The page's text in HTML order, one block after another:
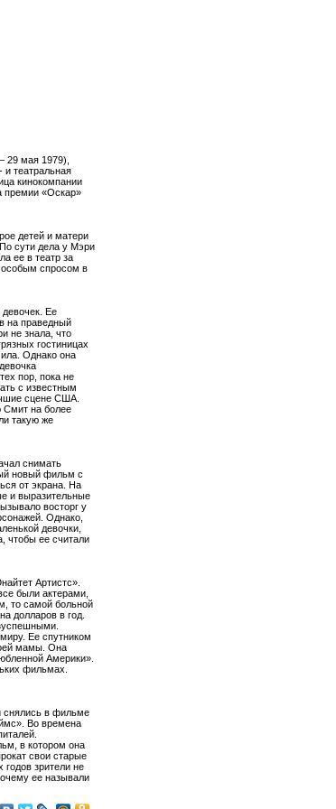
29 мая 1979),
театральная
кинокомпании
премии «Оскар»
детей и матери
сути дела у Мэри
ее в театр за
особым спросом в
девочек. Ее
на праведный
не знала, что
гостиницах
Однако она
пор, пока не
с известным
сцене США.
на более
такую же
снимать
новый фильм с
от экрана. На
и выразительные
восторг у
Однако,
девочки,
чтобы ее считали
Артистс».
были актерами,
то самой больной
долларов в год.
Ее спутником
мамы. Она
Америки».
фильмах.
снялись в фильме
Во времена
в котором она
свои старые
зрители не
ее называли